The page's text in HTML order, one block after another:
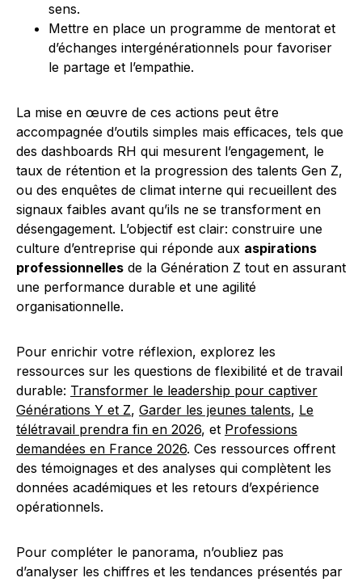
sens.
Mettre en place un programme de mentorat et
d’échanges intergénérationnels pour favoriser
le partage et l’empathie.
La mise en œuvre de ces actions peut être
accompagnée d’outils simples mais efficaces, tels que
des dashboards RH qui mesurent l’engagement, le
taux de rétention et la progression des talents Gen Z,
ou des enquêtes de climat interne qui recueillent des
signaux faibles avant qu’ils ne se transforment en
désengagement. L’objectif est clair: construire une
culture d’entreprise qui réponde aux aspirations
professionnelles de la Génération Z tout en assurant
une performance durable et une agilité
organisationnelle.
Pour enrichir votre réflexion, explorez les
ressources sur les questions de flexibilité et de travail
durable: Transformer le leadership pour captiver
Générations Y et Z, Garder les jeunes talents, Le
télétravail prendra fin en 2026, et Professions
demandées en France 2026. Ces ressources offrent
des témoignages et des analyses qui complètent les
données académiques et les retours d’expérience
opérationnels.
Pour compléter le panorama, n’oubliez pas
d’analyser les chiffres et les tendances présentés par